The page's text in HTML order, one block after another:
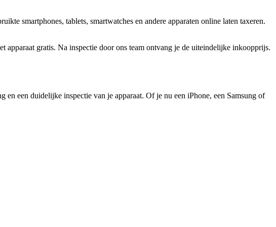
smartphones, tablets, smartwatches en andere apparaten online laten taxeren.
gratis. Na inspectie door ons team ontvang je de uiteindelijke inkoopprijs.
een duidelijke inspectie van je apparaat. Of je nu een iPhone, een Samsung of